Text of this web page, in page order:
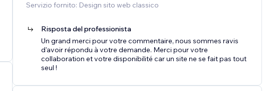
Servizio fornito: Design sito web classico
Risposta del professionista
Un grand merci pour votre commentaire, nous sommes ravis
d'avoir répondu à votre demande. Merci pour votre
collaboration et votre disponibilité car un site ne se fait pas tout
seul !